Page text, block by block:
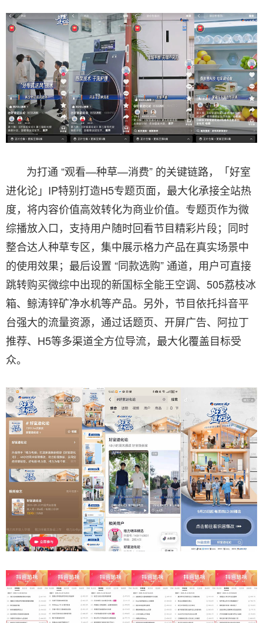
为打通 “观看—种草—消费” 的关键链路，「好室
进化论」IP特别打造H5专题页面，最大化承接全站热
度，将内容价值高效转化为商业价值。专题页作为微
综播放入口，支持用户随时回看节目精彩片段；同时
整合达人种草专区，集中展示格力产品在真实场景中
的使用效果；最后设置 “同款选购” 通道，用户可直接
跳转购买微综中出现的新国标全能王空调、505荔枝冰
箱、鲸涛锌矿净水机等产品。另外，节目依托抖音平
台强大的流量资源，通过话题页、开屏广告、阿拉丁
推荐、H5等多渠道全方位导流，最大化覆盖目标受
众。